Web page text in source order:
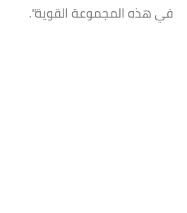
في هذه المجموعة القوية".